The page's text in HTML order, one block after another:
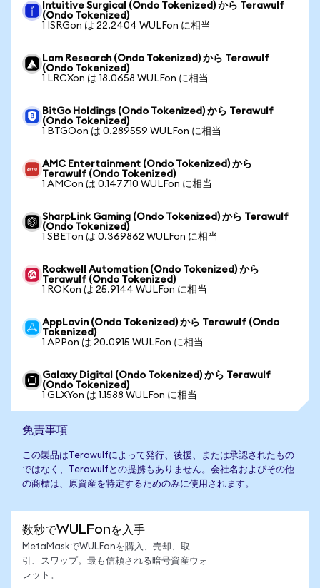
Intuitive Surgical (Ondo Tokenized) から Terawulf
(Ondo Tokenized)
1 ISRGon は 22.2404 WULFon に相当
Lam Research (Ondo Tokenized) から Terawulf
(Ondo Tokenized)
1 LRCXon は 18.0658 WULFon に相当
BitGo Holdings (Ondo Tokenized) から Terawulf
(Ondo Tokenized)
1 BTGOon は 0.289559 WULFon に相当
AMC Entertainment (Ondo Tokenized) から
Terawulf (Ondo Tokenized)
1 AMCon は 0.147710 WULFon に相当
SharpLink Gaming (Ondo Tokenized) から Terawulf
(Ondo Tokenized)
1 SBETon は 0.369862 WULFon に相当
Rockwell Automation (Ondo Tokenized) から
Terawulf (Ondo Tokenized)
1 ROKon は 25.9144 WULFon に相当
AppLovin (Ondo Tokenized) から Terawulf (Ondo
Tokenized)
1 APPon は 20.0915 WULFon に相当
Galaxy Digital (Ondo Tokenized) から Terawulf
(Ondo Tokenized)
1 GLXYon は 1.1588 WULFon に相当
免責事項
この製品はTerawulfによって発行、後援、または承認されたもの
ではなく、Terawulfとの提携もありません。会社名およびその他
の商標は、原資産を特定するためのみに使用されます。
数秒でWULFonを入手
MetaMaskでWULFonを購入、売却、取
引、スワップ。最も信頼される暗号資産ウォ
レット。